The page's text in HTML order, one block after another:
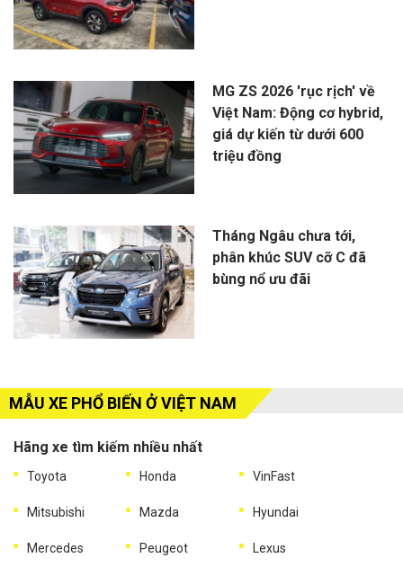
MG ZS 2026 'rục rịch' về
Việt Nam: Động cơ hybrid,
giá dự kiến từ dưới 600
triệu đồng
Tháng Ngâu chưa tới,
phân khúc SUV cỡ C đã
bùng nổ ưu đãi
MẪU XE PHỔ BIẾN Ở VIỆT NAM
Hãng xe tìm kiếm nhiều nhất
Toyota Honda VinFast
Mitsubishi Mazda Hyundai
Mercedes Peugeot Lexus